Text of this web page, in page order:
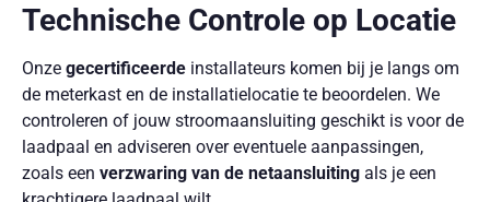
Technische Controle op Locatie
Onze gecertificeerde installateurs komen bij je langs om
de meterkast en de installatielocatie te beoordelen. We
controleren of jouw stroomaansluiting geschikt is voor de
laadpaal en adviseren over eventuele aanpassingen,
zoals een verzwaring van de netaansluiting als je een